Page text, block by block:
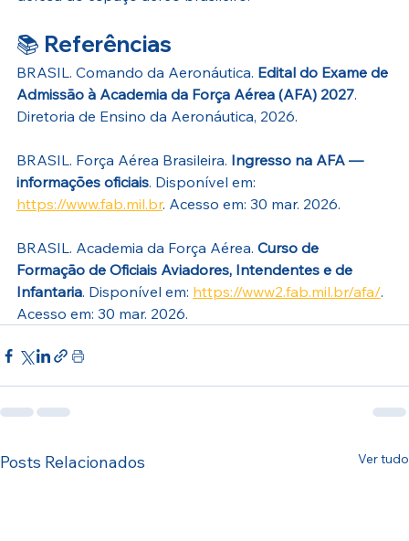
📚 Referências
BRASIL. Comando da Aeronáutica. Edital do Exame de
Admissão à Academia da Força Aérea (AFA) 2027.
Diretoria de Ensino da Aeronáutica, 2026.
BRASIL. Força Aérea Brasileira. Ingresso na AFA —
informações oficiais. Disponível em:
https://www.fab.mil.br. Acesso em: 30 mar. 2026.
BRASIL. Academia da Força Aérea. Curso de
Formação de Oficiais Aviadores, Intendentes e de
Infantaria. Disponível em: https://www2.fab.mil.br/afa/.
Acesso em: 30 mar. 2026.
Posts Relacionados Ver tudo